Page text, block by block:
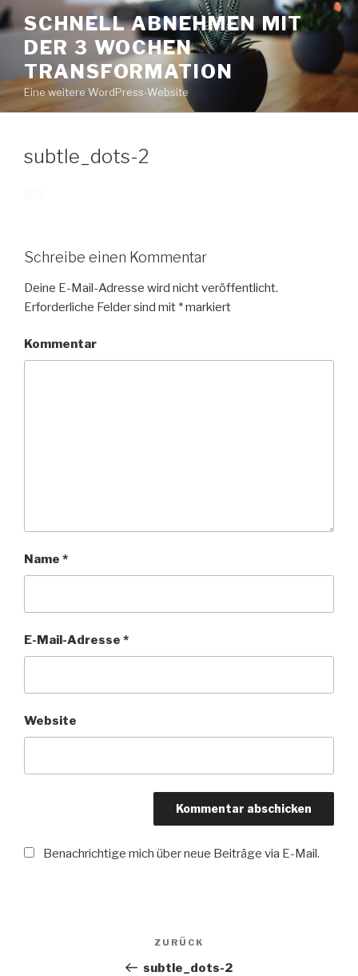
Zum
Inhalt
springen
SCHNELL ABNEHMEN MIT
DER 3 WOCHEN
TRANSFORMATION
Eine weitere WordPress-Website
subtle_dots-2
Schreibe einen Kommentar
Deine E-Mail-Adresse wird nicht veröffentlicht.
Erforderliche Felder sind mit *markiert
Kommentar
Name *
E-Mail-Adresse *
Website
Benachrichtige mich über neue Beiträge via E-Mail.
Vorheriger
Beitrag
ZURÜCK
subtle_dots-2